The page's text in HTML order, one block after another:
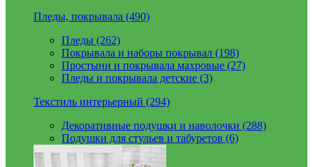
Пледы, покрывала (490)
Пледы (262)
Покрывала и наборы покрывал (198)
Простыни и покрывала махровые (27)
Пледы и покрывала детские (3)
Текстиль интерьерный (294)
Декоративные подушки и наволочки (288)
Подушки для стульев и табуретов (6)